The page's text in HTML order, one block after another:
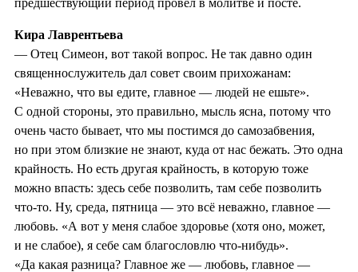
Кира Лаврентьева
— Отец Симеон, вот такой вопрос. Не так давно один
священнослужитель дал совет своим прихожанам:
«Неважно, что вы едите, главное — людей не ешьте».
С одной стороны, это правильно, мысль ясна, потому что
очень часто бывает, что мы постимся до самозабвения,
но при этом близкие не знают, куда от нас бежать. Это одна
крайность. Но есть другая крайность, в которую тоже
можно впасть: здесь себе позволить, там себе позволить
что-то. Ну, среда, пятница — это всё неважно, главное —
любовь. «А вот у меня слабое здоровье (хотя оно, может,
и не слабое), я себе сам благословлю что‑нибудь».
«Да какая разница? Главное же — любовь, главное —